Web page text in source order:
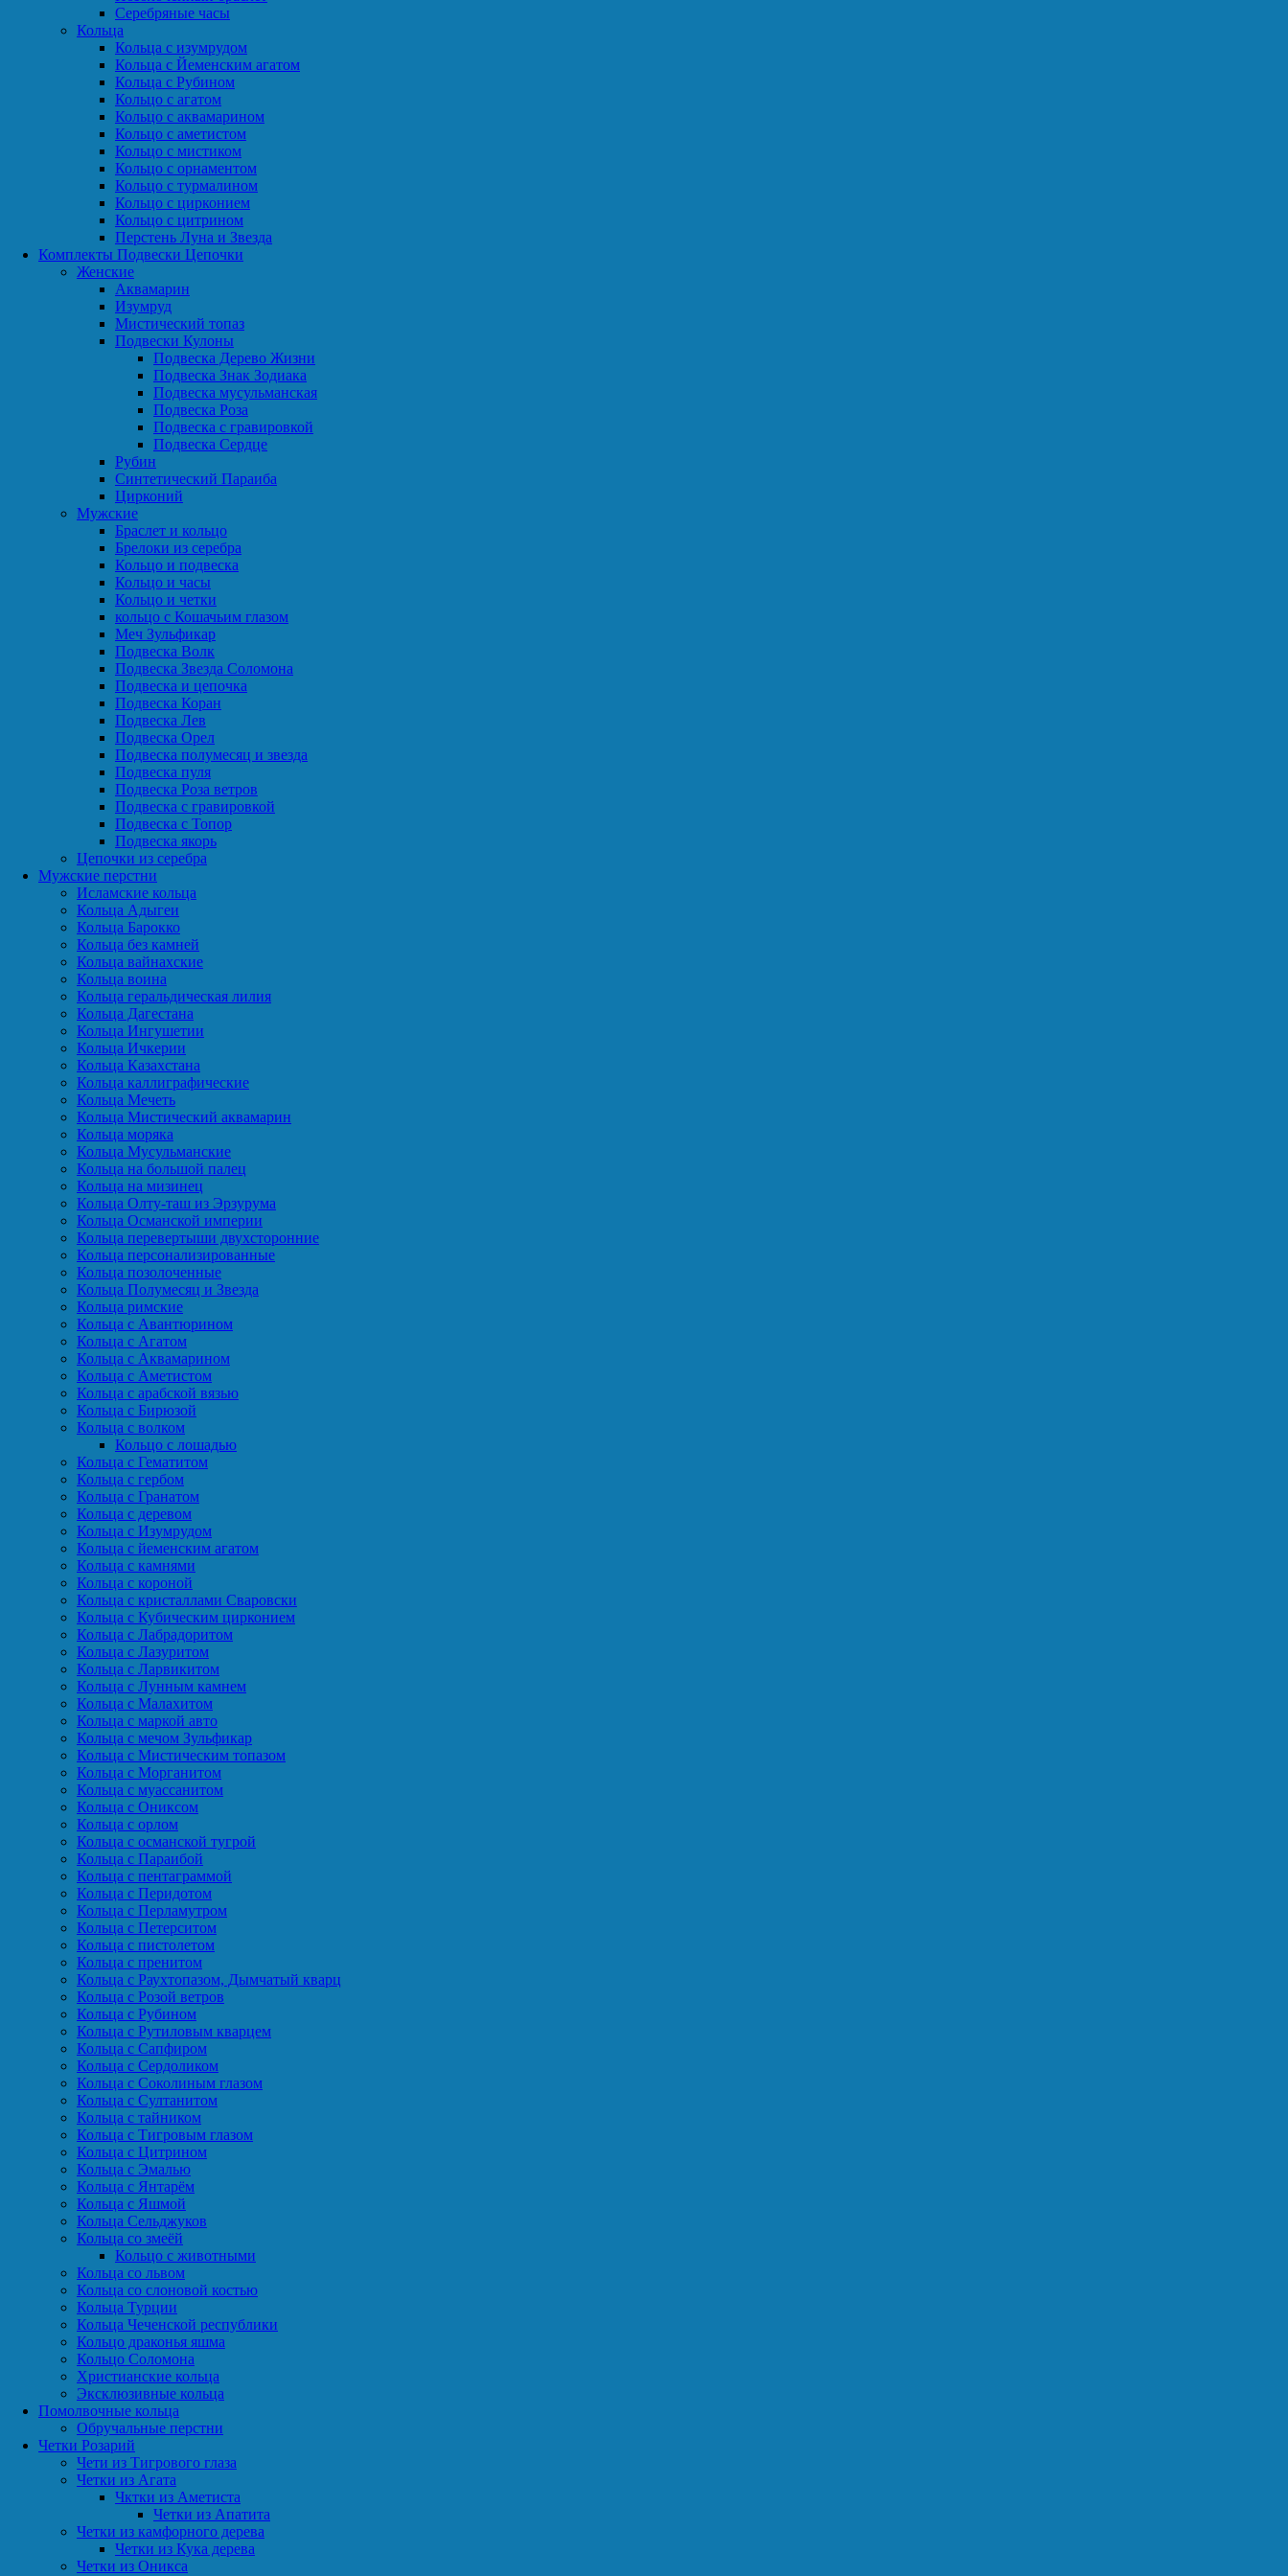
Серебряные часы
Кольца
Кольца с изумрудом
Кольца с Йеменским агатом
Кольца с Рубином
Кольцо с агатом
Кольцо с аквамарином
Кольцо с аметистом
Кольцо с мистиком
Кольцо с орнаментом
Кольцо с турмалином
Кольцо с цирконием
Кольцо с цитрином
Перстень Луна и Звезда
Комплекты Подвески Цепочки
Женские
Аквамарин
Изумруд
Мистический топаз
Подвески Кулоны
Подвеска Дерево Жизни
Подвеска Знак Зодиака
Подвеска мусульманская
Подвеска Роза
Подвеска с гравировкой
Подвеска Сердце
Рубин
Синтетический Параиба
Цирконий
Мужские
Браслет и кольцо
Брелоки из серебра
Кольцо и подвеска
Кольцо и часы
Кольцо и четки
кольцо с Кошачьим глазом
Меч Зульфикар
Подвеска Волк
Подвеска Звезда Соломона
Подвеска и цепочка
Подвеска Коран
Подвеска Лев
Подвеска Орел
Подвеска полумесяц и звезда
Подвеска пуля
Подвеска Роза ветров
Подвеска с гравировкой
Подвеска с Топор
Подвеска якорь
Цепочки из серебра
Мужские перстни
Исламские кольца
Кольца Адыгеи
Кольца Барокко
Кольца без камней
Кольца вайнахские
Кольца воина
Кольца геральдическая лилия
Кольца Дагестана
Кольца Ингушетии
Кольца Ичкерии
Кольца Казахстана
Кольца каллиграфические
Кольца Мечеть
Кольца Мистический аквамарин
Кольца моряка
Кольца Мусульманские
Кольца на большой палец
Кольца на мизинец
Кольца Олту-таш из Эрзурума
Кольца Османской империи
Кольца перевертыши двухсторонние
Кольца персонализированные
Кольца позолоченные
Кольца Полумесяц и Звезда
Кольца римские
Кольца с Авантюрином
Кольца с Агатом
Кольца с Аквамарином
Кольца с Аметистом
Кольца с арабской вязью
Кольца с Бирюзой
Кольца с волком
Кольцо с лошадью
Кольца с Гематитом
Кольца с гербом
Кольца с Гранатом
Кольца с деревом
Кольца с Изумрудом
Кольца с йеменским агатом
Кольца с камнями
Кольца с короной
Кольца с кристаллами Сваровски
Кольца с Кубическим цирконием
Кольца с Лабрадоритом
Кольца с Лазуритом
Кольца с Ларвикитом
Кольца с Лунным камнем
Кольца с Малахитом
Кольца с маркой авто
Кольца с мечом Зульфикар
Кольца с Мистическим топазом
Кольца с Морганитом
Кольца с муассанитом
Кольца с Ониксом
Кольца с орлом
Кольца с османской тугрой
Кольца с Параибой
Кольца с пентаграммой
Кольца с Перидотом
Кольца с Перламутром
Кольца с Петерситом
Кольца с пистолетом
Кольца с пренитом
Кольца с Раухтопазом, Дымчатый кварц
Кольца с Розой ветров
Кольца с Рубином
Кольца с Рутиловым кварцем
Кольца с Сапфиром
Кольца с Сердоликом
Кольца с Соколиным глазом
Кольца с Султанитом
Кольца с тайником
Кольца с Тигровым глазом
Кольца с Цитрином
Кольца с Эмалью
Кольца с Янтарём
Кольца с Яшмой
Кольца Сельджуков
Кольца со змеёй
Кольцо с животными
Кольца со львом
Кольца со слоновой костью
Кольца Турции
Кольца Чеченской республики
Кольцо драконья яшма
Кольцо Соломона
Христианские кольца
Эксклюзивные кольца
Помолвочные кольца
Обручальные перстни
Четки Розарий
Чети из Тигрового глаза
Четки из Агата
Чктки из Аметиста
Четки из Апатита
Четки из камфорного дерева
Четки из Кука дерева
Четки из Оникса